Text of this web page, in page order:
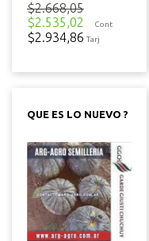
$2.668,05
$2.535,02
Cont
$2.934,86 Tarj
QUE ES LO NUEVO ?